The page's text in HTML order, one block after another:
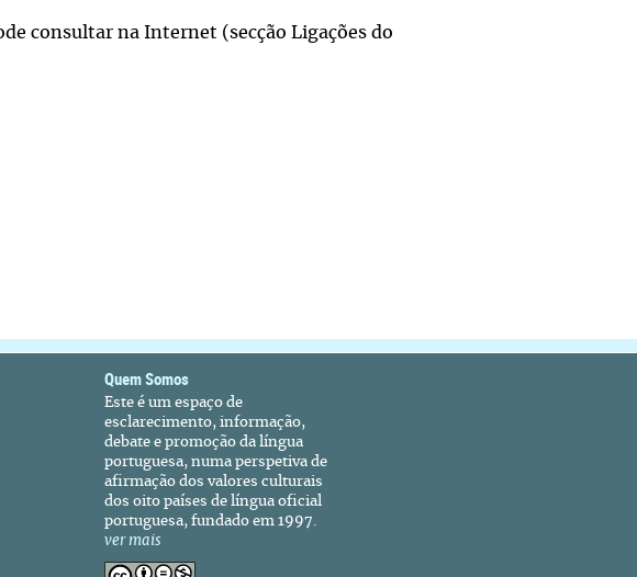
consultar na Internet (secção Ligações do
Quem Somos
Este é um espaço de
esclarecimento, informação,
debate e promoção da língua
portuguesa, numa perspetiva de
afirmação dos valores culturais
dos oito países de língua oficial
portuguesa, fundado em 1997.
ver mais